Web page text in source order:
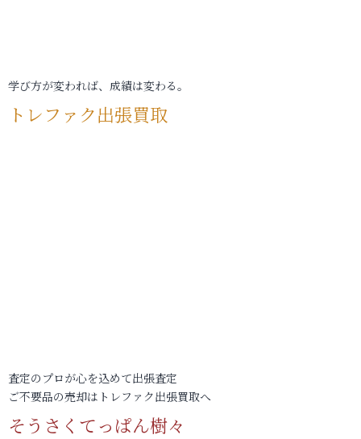
学び方が変われば、成績は変わる。
トレファク出張買取
査定のプロが心を込めて出張査定
ご不要品の売却はトレファク出張買取へ
そうさくてっぱん樹々